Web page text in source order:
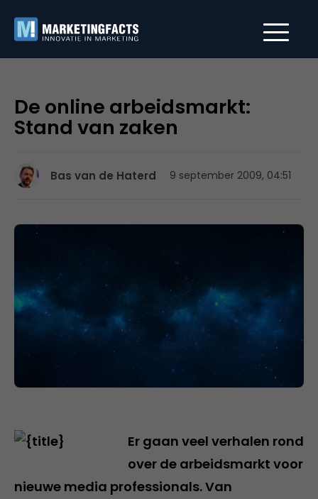
De online arbeidsmarkt:
Stand van zaken
Bas van de Haterd 9 september 2009, 04:51
Er gaan veel verhalen rond
over de arbeidsmarkt voor
nieuwe media professionals. Van